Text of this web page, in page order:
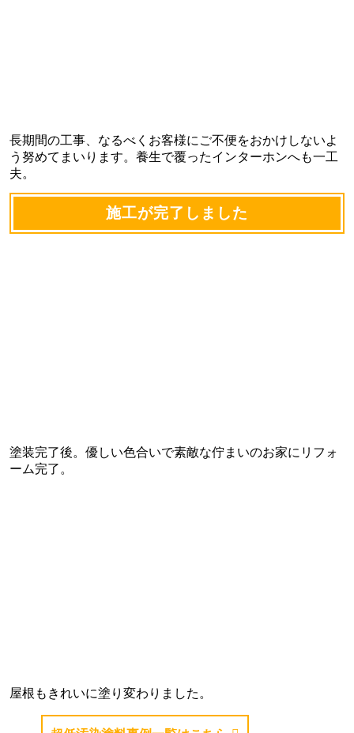
長期間の工事、なるべくお客様にご不便をおかけしないよ
う努めてまいります。養生で覆ったインターホンへも一工
夫。
施工が完了しました
塗装完了後。優しい色合いで素敵な佇まいのお家にリフォ
ーム完了。
屋根もきれいに塗り変わりました。